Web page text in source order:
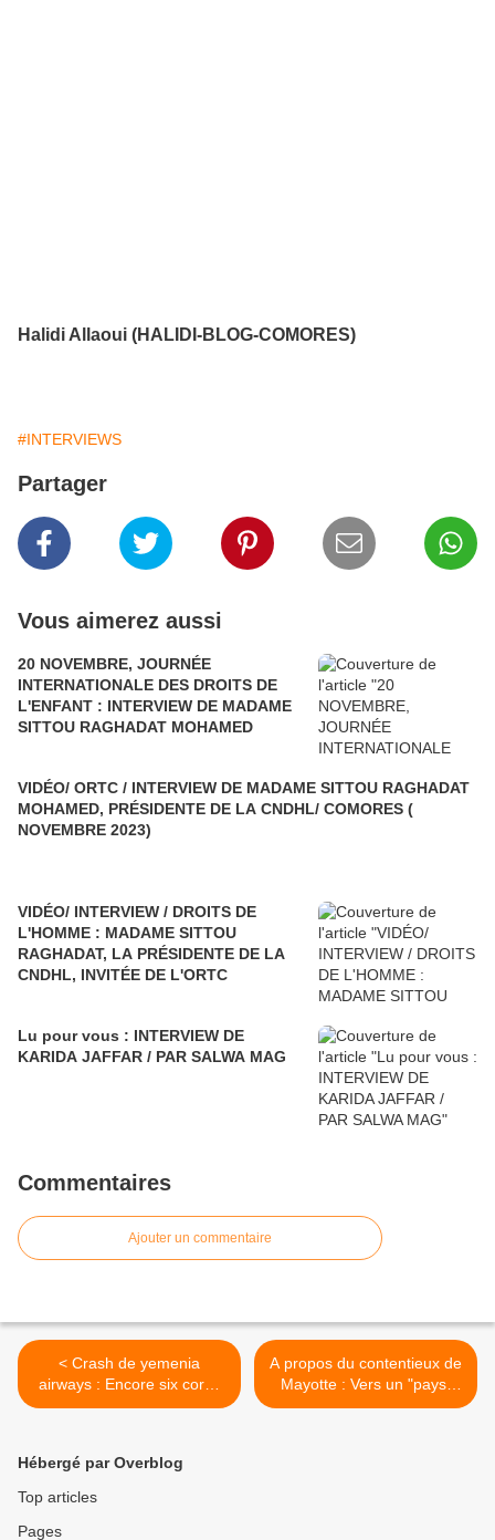
Halidi Allaoui (HALIDI-BLOG-COMORES)
#INTERVIEWS
Partager
Vous aimerez aussi
20 NOVEMBRE, JOURNÉE
INTERNATIONALE DES DROITS DE
L'ENFANT : INTERVIEW DE MADAME
SITTOU RAGHADAT MOHAMED
VIDÉO/ ORTC / INTERVIEW DE MADAME SITTOU RAGHADAT
MOHAMED, PRÉSIDENTE DE LA CNDHL/ COMORES (
NOVEMBRE 2023)
VIDÉO/ INTERVIEW / DROITS DE
L'HOMME : MADAME SITTOU
RAGHADAT, LA PRÉSIDENTE DE LA
CNDHL, INVITÉE DE L'ORTC
Lu pour vous : INTERVIEW DE
KARIDA JAFFAR / PAR SALWA MAG
Commentaires
Ajouter un commentaire
< Crash de yemenia
airways : Encore six corps
et des débris de l’avion
A propos du contentieux de
Mayotte : Vers un "pays,
deux administrations" ? >
Hébergé par Overblog
Top articles
Pages